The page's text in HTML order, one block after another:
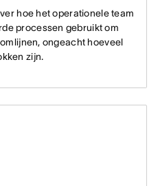
hoe het operationele team
processen gebruikt om
ongeacht hoeveel
zijn.